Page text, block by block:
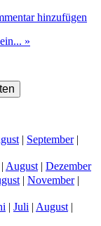
hinzufügen
»
| September|
| August | Dezember
| November|
| Juli | August |